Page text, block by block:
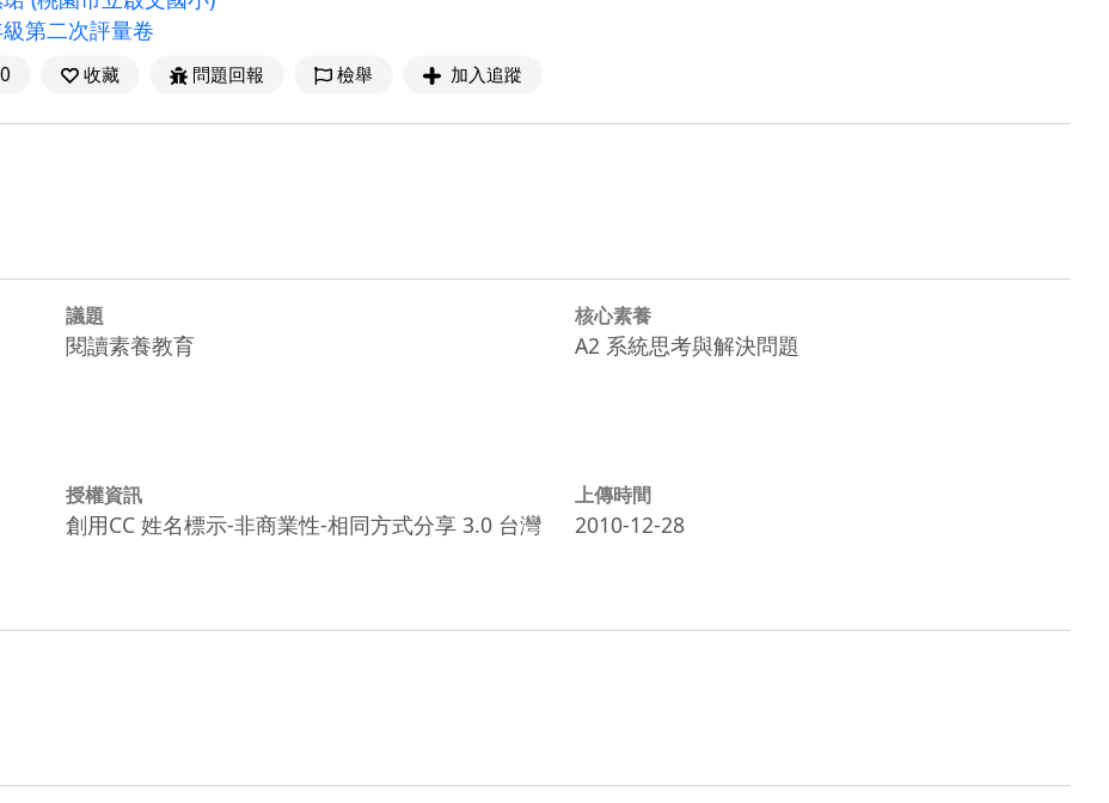
第二次評量卷
0 收藏 問題回報 檢舉 加入追蹤
議題
閱讀素養教育
核心素養
A2 系統思考與解決問題
授權資訊
創用CC 姓名標示-非商業性-相同方式分享 3.0 台灣
上傳時間
2010-12-28